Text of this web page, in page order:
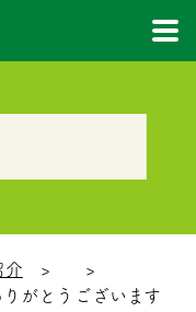
介
がとうございます